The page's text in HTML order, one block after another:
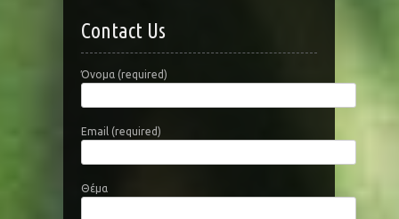
Contact Us
Όνομα (required)
Email (required)
Θέμα